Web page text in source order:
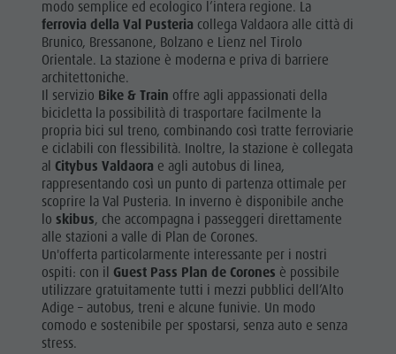
modo semplice ed ecologico l’intera regione. La
ferrovia della Val Pusteria collega Valdaora alle città di
Brunico, Bressanone, Bolzano e Lienz nel Tirolo
Orientale. La stazione è moderna e priva di barriere
architettoniche.
Il servizio Bike & Train offre agli appassionati della
bicicletta la possibilità di trasportare facilmente la
propria bici sul treno, combinando così tratte ferroviarie
e ciclabili con flessibilità. Inoltre, la stazione è collegata
al Citybus Valdaora e agli autobus di linea,
rappresentando così un punto di partenza ottimale per
scoprire la Val Pusteria. In inverno è disponibile anche
loskibus, che accompagna i passeggeri direttamente
alle stazioni a valle di Plan de Corones.
Un'offerta particolarmente interessante per i nostri
ospiti: con il Guest Pass Plan de Corones è possibile
utilizzare gratuitamente tutti i mezzi pubblici dell’Alto
Adige – autobus, treni e alcune funivie. Un modo
comodo e sostenibile per spostarsi, senza auto e senza
stress.